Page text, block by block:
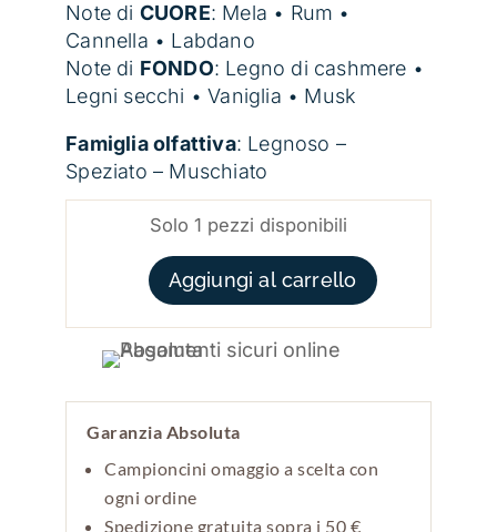
Note di CUORE: Mela • Rum •
Cannella • Labdano
Note di FONDO: Legno di cashmere •
Legni secchi • Vaniglia • Musk
Famiglia olfattiva: Legnoso –
Speziato – Muschiato
Solo 1 pezzi disponibili
TWISTED SIN QUANTITÀAggiungi al carrello
Garanzia Absoluta
Campioncini omaggio a scelta con
ogni ordine
Spedizione gratuita sopra i 50 €